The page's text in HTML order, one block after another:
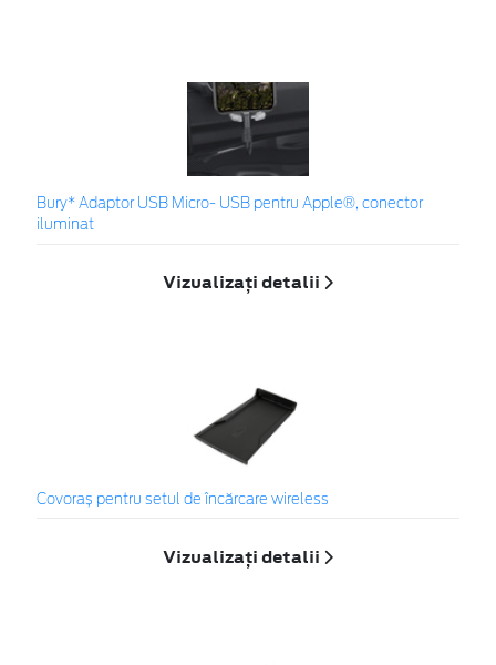
Bury* Adaptor USB Micro- USB pentru Apple®, conector
iluminat
Vizualizați detalii
Covoraș pentru setul de încărcare wireless
Vizualizați detalii